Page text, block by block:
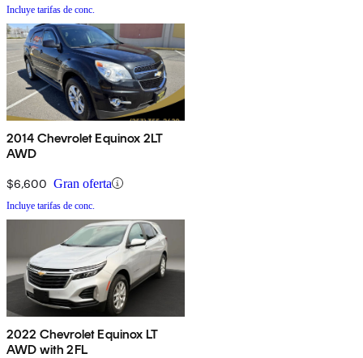
Incluye tarifas de conc.
2014 Chevrolet Equinox 2LT
AWD
$6,600 Gran oferta
Incluye tarifas de conc.
2022 Chevrolet Equinox LT
AWD with 2FL